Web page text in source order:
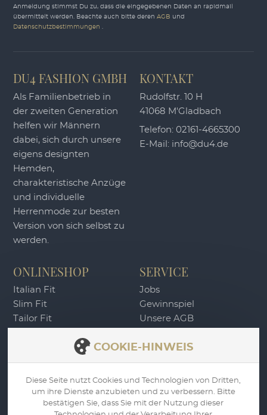
Anmeldung stimmst Du zu, dass die eingegebenen Daten an rapidmail
übermittelt werden. Beachte auch bitte derenAGB und
Datenschutzbestimmungen
DU4 FASHION GMBH
Als Familienbetrieb in
der zweiten Generation
helfen wir Männern
dabei, sich durch unsere
eigens designten
Hemden,
charakteristische Anzüge
und individuelle
Herrenmode zur besten
Version von sich selbst zu
werden.
KONTAKT
Rudolfstr. 10 H
41068 M'Gladbach
Telefon:02161-4665300
E-Mail: info@du4.de
ONLINESHOP
Italian Fit
Slim Fit
Tailor Fit
SERVICE
Jobs
Gewinnspiel
Unsere AGB
Zahlung & Versand
Datenschutz
Impressum
WIDERRUF
COOKIE-HINWEIS
Diese Seite nutzt Cookies und Technologien von Dritten,
um ihre Dienste anzubieten und zu verbessern. Bitte
bestätigen Sie, dass Sie mit der Nutzung dieser